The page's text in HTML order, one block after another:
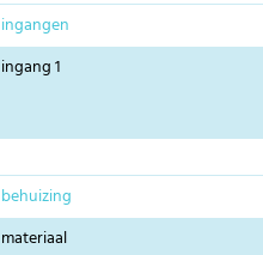
ingangen
ingang 1
behuizing
materiaal